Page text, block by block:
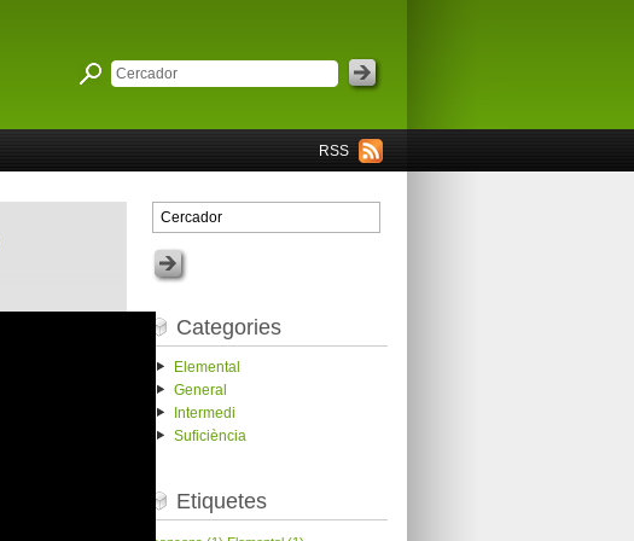
RSS
Categories
Elemental
General
Intermedi
Suficiència
Etiquetes